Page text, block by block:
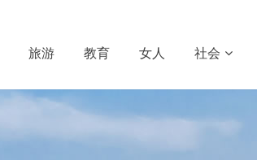
旅游 教育 女人 社会